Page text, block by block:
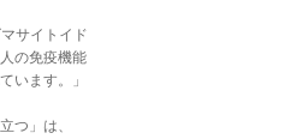
サイトイド
の免疫機能
います。」
つ」は、